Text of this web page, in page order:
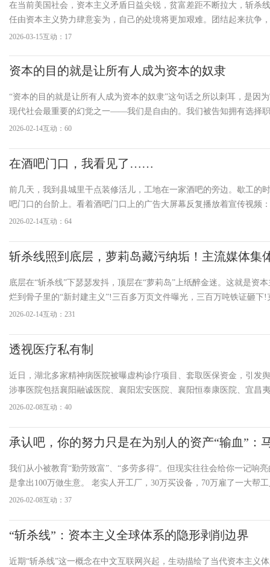
在当前美国社会，资本主义矛盾日益尖锐，贫富差距不断拉大，斩杀
任由资本主义势力肆意妄为，自己的处境将更加艰难。团结起来抗争
线现象的关注，迫使统治集团采取措施改善无产阶级的生存状况。一
2026-03-15互动：17
资本的目的就是让所有人成为资本的奴隶
“资本的目的就是让所有人成为资本的奴隶”这句话之所以刺耳，是因
现代社会最重要的幻觉之一——我们是自由的。我们被告知拥有选择
费的自由、生活方式的自由，但很少有人追问：这些自由是否真正脱
2026-02-14互动：60
在酒吧门口，我看见了……
前几天，我到县城里干点装修活儿，工地在一家酒吧的旁边。歇工的
吧门口的台阶上。看着酒吧门口上的广告大屏幕反复播放着宣传视频
光中，烟雾缭绕，一群穿着清凉性感的姑娘跟着音乐节拍扭动着惹人
2026-02-14互动：64
斩杀线照到底层，萝莉岛藏污纳垢！主流媒体集
普世价值真下头
底层在“斩杀线”下瑟瑟发抖，顶层在“萝莉岛”上纸醉金迷。这就是资
烂到骨子里的“新封建主义”!三百多万页文件曝光，三百万吨铁证砸下!
普、安德鲁王子、比尔·盖茨……这哪是人类导师?全是披着人皮的禽
2026-02-14互动：231
透视医疗私有制
近日，湖北多家精神病医院被曝虚构诊疗项目、套取医保资金，引发
涉事医院包括襄阳融诚医院、襄阳宏安医院、襄阳恒泰康医院、宜昌
医院等。而被报道点名的襄阳恒泰康医院在股权穿透后，实际控制人
2026-02-08互动：40
承认吧，你的努力只是在为别人的资产“输血”：
揭露的财富真相
我们从小被教育“勤劳致富”、“多劳多得”。但现实往往会给你一记响
是拿出100万做生意。 老实人开工厂，30万买设备，70万雇了一大帮
倒，累死累活管人、抓生产。 聪明人搞轻资产或高科技，90万买核心
2026-02-08互动：37
“斩杀线”：资本主义全球体系的隐形剥削边界
近期“斩杀线”这一概念在中文互联网兴起，生动描绘了当代资本主义